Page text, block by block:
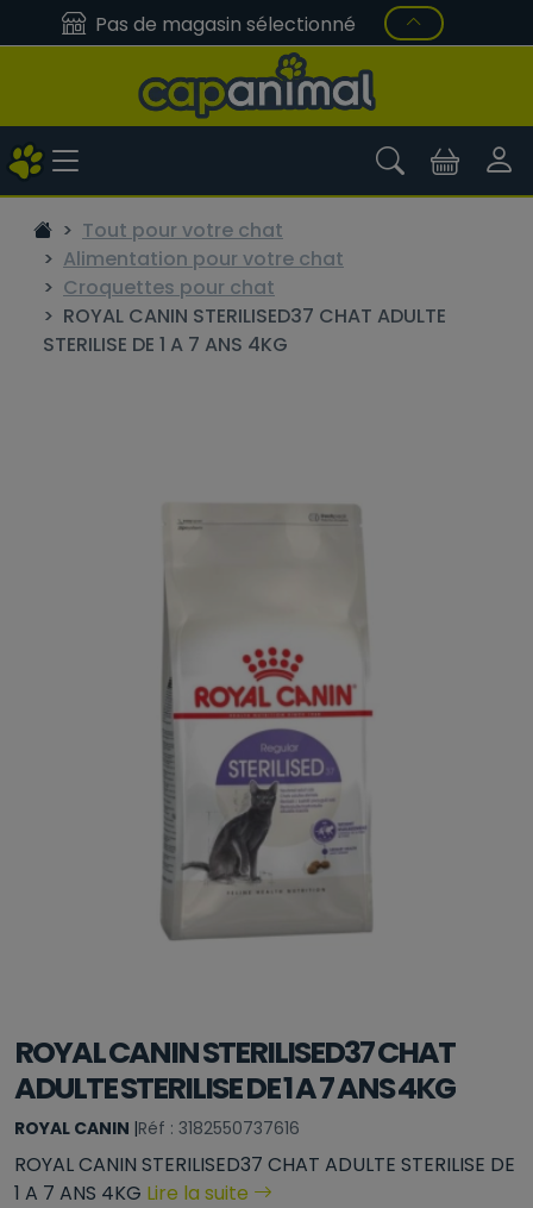
Pas de magasin sélectionné
Tout pour votre chat
Alimentation pour votre chat
Croquettes pour chat
ROYAL CANIN STERILISED37 CHAT ADULTE
STERILISE DE 1 A 7 ANS 4KG
ROYAL CANIN STERILISED37 CHAT
ADULTE STERILISE DE 1 A 7 ANS 4KG
ROYAL CANIN |Réf : 3182550737616
ROYAL CANIN STERILISED37 CHAT ADULTE STERILISE DE
1 A 7 ANS 4KG Lire la suite